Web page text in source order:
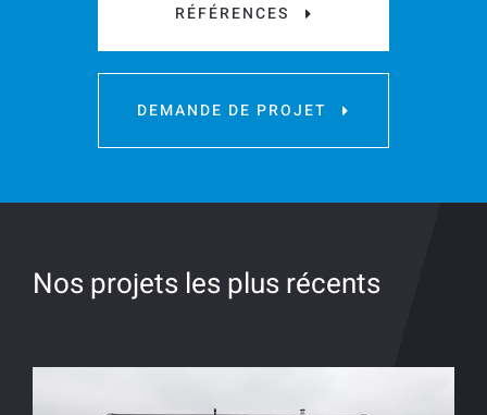
RÉFÉRENCES
DEMANDE DE PROJET
Nos projets les plus récents